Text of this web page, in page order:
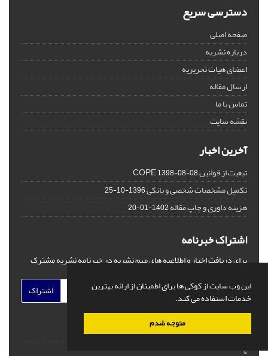
این وب سایت از کوکی ها برای اطمینان از ارائه بهترین
خدمات استفاده می کند.
متوجه شدم
دسترسی سریع
صفحه اصلی
درباره نشریه
اعضای هیات تحریریه
ارسال مقاله
تماس با ما
نقشه سایت
آخرین اخبار
تبعیت از قوانین COPE1398-08-08
تکمیل مشخصات شخصی و بانکی1396-10-25
هزینه داوری و چاپ مقاله1402-01-20
اشتراک خبرنامه
برای دریافت اخبار و اطلاعیه های مهم نشریه در خبرنامه نشریه مشترک
اشتراک
©